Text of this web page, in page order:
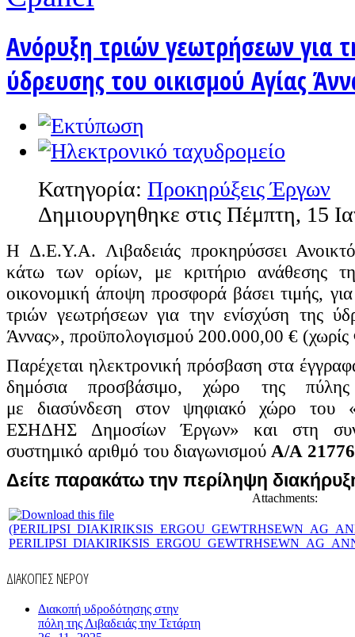
Ανόρυξη τριών γεωτρήσεων για
ύδρευσης του οικισμού Αγίας
Κατηγορία: Προκηρύξεις Έργων
Δημιουργηθηκε στις Πέμπτη, 15
Η Δ.Ε.Υ.Α. Λιβαδειάς προκηρύσσει
κάτω των ορίων, με κριτήριο ανάθεσης
οικονομική άποψη προσφορά βάσει τιμής,
τριών γεωτρήσεων για την ενίσχύση της
Άννας», προϋπολογισμού 200.000,00 €
Παρέχεται ηλεκτρονική πρόσβαση στα
δημόσια προσβάσιμο, χώρο της
με διασύνδεση στον ψηφιακό χώρο του
ΕΣΗΔΗΣ Δημοσίων Έργων» και στη
συστημικό αριθμό του διαγωνισμού Α/Α
Δείτε παρακάτω την περίληψη
Attachments:
ΔΙΑΚΟΠΕΣ ΝΕΡΟΥ
Διακοπή υδροδότησης στην
πόλη της Λιβαδειάς την Τετάρτη